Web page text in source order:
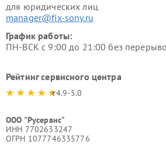
для юридических лиц
manager@fix-sony.ru
График работы:
ПН-ВСК с 9:00 до 21:00 без
Рейтинг сервисного центра
4.9-5.0
ООО "Русервис"
ИНН 7702633247
ОГРН 1077746335776